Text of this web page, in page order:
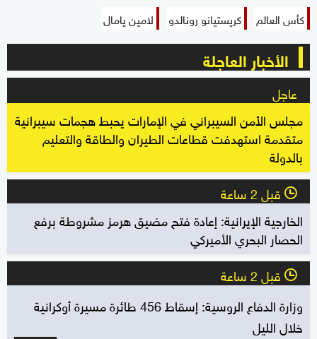
كأس العالم كريستيانو رونالدو لامين يامال
الأخبار العاجلة
عاجل
مجلس الأمن السيبراني في الإمارات يحبط هجمات سيبرانية
متقدمة استهدفت قطاعات الطيران والطاقة والتعليم
بالدولة
l قبل 2 ساعة
الخارجية الإيرانية: إعادة فتح مضيق هرمز مشروطة برفع
الحصار البحري الأميركي
l قبل 2 ساعة
وزارة الدفاع الروسية: إسقاط 456 طائرة مسيرة أوكرانية
خلال الليل